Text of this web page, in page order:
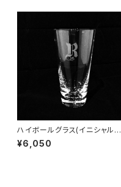
ハイボールグラス(イニシャル彫
刻)
¥6,050